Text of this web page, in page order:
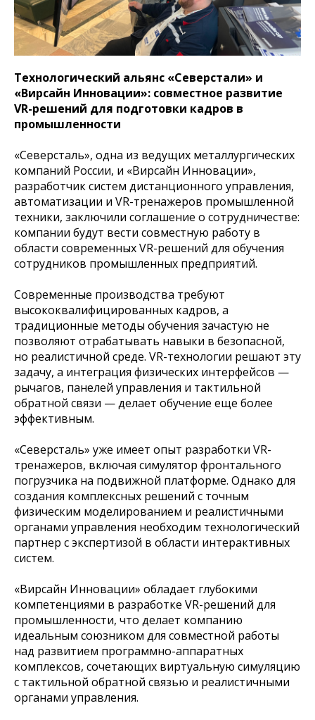
Технологический альянс «Северстали» и
«Вирсайн Инновации»: совместное развитие
VR-решений для подготовки кадров в
промышленности
«Северсталь», одна из ведущих металлургических
компаний России, и «Вирсайн Инновации»,
разработчик систем дистанционного управления,
автоматизации и VR-тренажеров промышленной
техники, заключили соглашение о сотрудничестве:
компании будут вести совместную работу в
области современных VR-решений для обучения
сотрудников промышленных предприятий.
Современные производства требуют
высококвалифицированных кадров, а
традиционные методы обучения зачастую не
позволяют отрабатывать навыки в безопасной,
но реалистичной среде. VR-технологии решают эту
задачу, а интеграция физических интерфейсов —
рычагов, панелей управления и тактильной
обратной связи — делает обучение еще более
эффективным.
«Северсталь» уже имеет опыт разработки VR-
тренажеров, включая симулятор фронтального
погрузчика на подвижной платформе. Однако для
создания комплексных решений с точным
физическим моделированием и реалистичными
органами управления необходим технологический
партнер с экспертизой в области интерактивных
систем.
«Вирсайн Инновации» обладает глубокими
компетенциями в разработке VR-решений для
промышленности, что делает компанию
идеальным союзником для совместной работы
над развитием программно-аппаратных
комплексов, сочетающих виртуальную симуляцию
с тактильной обратной связью и реалистичными
органами управления.